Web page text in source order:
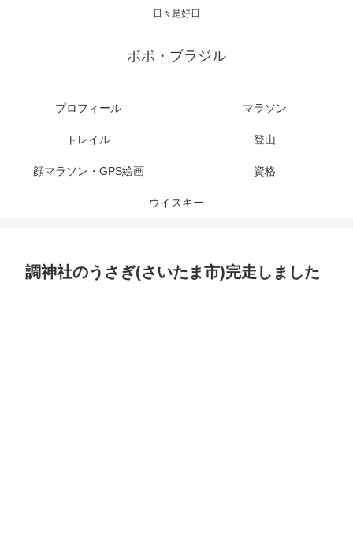
日々是好日
ボボ・ブラジル
プロフィール マラソン
トレイル 登山
顔マラソン・GPS絵画 資格
ウイスキー
調神社のうさぎ(さいたま市)完走しました